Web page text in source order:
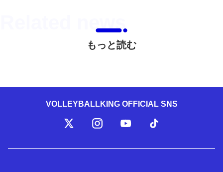
もっと読む
VOLLEYBALLKING OFFICIAL SNS